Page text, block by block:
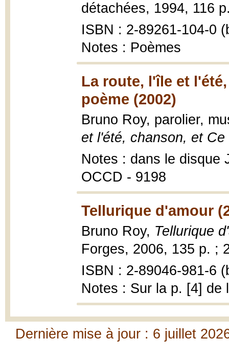
détachées, 1994, 116
ISBN : 2-89261-104-0
Notes : Poèmes
La route, l'île et
poème (2002)
Bruno Roy, parolier,
et l'été, chanson, et
Notes : dans le disque
OCCD - 9198
Tellurique d'amour
Bruno Roy, Tellurique
Forges, 2006, 135 p. ;
ISBN : 2-89046-981-6
Notes : Sur la p. [4] de
Dernière mise à jour : 6 juillet